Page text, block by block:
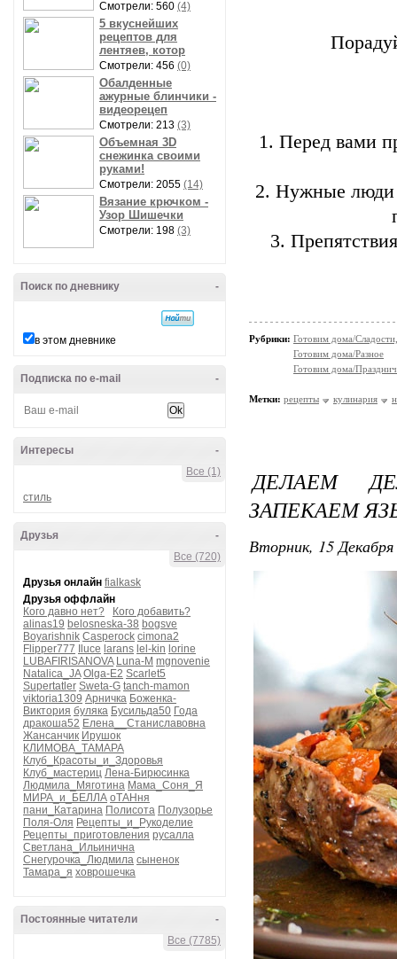
Смотрели: 560 (4)
5 вкуснейших
рецептов для
лентяев, котор
Смотрели: 456 (0)
Обалденные
ажурные блинчики -
видеорецеп
Смотрели: 213 (3)
Объемная 3D
снежинка своими
руками!
Смотрели: 2055 (14)
Вязание крючком -
Узор Шишечки
Смотрели: 198 (3)
-
Поиск по дневнику
в этом дневнике
-
Подписка по e-mail
-
Интересы
Все (1)
стиль
-
Друзья
Все (720)
Друзья онлайн fialkask
Друзья оффлайн
Кого давно нет?
Кого добавить?
alinas19 belosneska-38 bogsve
Boyarishnik Casperock cimona2
Flipper777
Iluce larans lel-kin lorine
LUBAFIRISANOVA Luna-M mgnovenie
Natalica_JA Olga-E2 Scarlet5
Supertatler Sweta-G tanch-mamon
viktoria1309 Арничка Боженка-
Виктория буляка Бусильда50 Года
дракоша52 Елена__Станиславовна
Жансанчик Ирушок
КЛИМОВА_ТАМАРА
Клуб_Красоты_и_Здоровья
Клуб_мастериц Лена-Бирюсинка
Людмила_Мяготина Мама_Соня_Я
МИРА_и_БЕЛЛА оТАНня
пани_Катарина Полисота Полузорье
Поля-Оля Рецепты_и_Рукоделие
Рецепты_приготовления русалла
Светлана_Ильинична
Снегурочка_Людмила сыненок
Тамара_я ховрошечка
-
Постоянные читатели
Все (7785)
1. Перед вами
2. Нужные люди
3.
Рубрики: Готовим дома/
Готовим дома/Разное
Готовим дома/
Метки: рецепты кулинария
ДЕЛАЕМ
ЗАПЕКАЕМ
Вторник, 15